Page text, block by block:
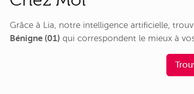
Grâce à Lia, notre intelligence artificielle,
Bénigne (01) qui correspondent le mieux à